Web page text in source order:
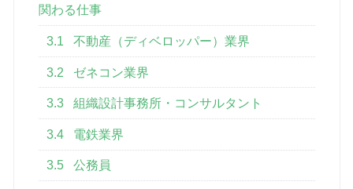
関わる仕事
3.1 不動産（ディベロッパー）業界
3.2 ゼネコン業界
3.3 組織設計事務所・コンサルタント
3.4 電鉄業界
3.5 公務員